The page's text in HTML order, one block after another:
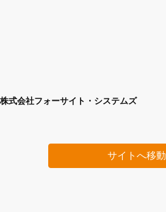
株式会社フォーサイト・システムズ
サイトへ移動